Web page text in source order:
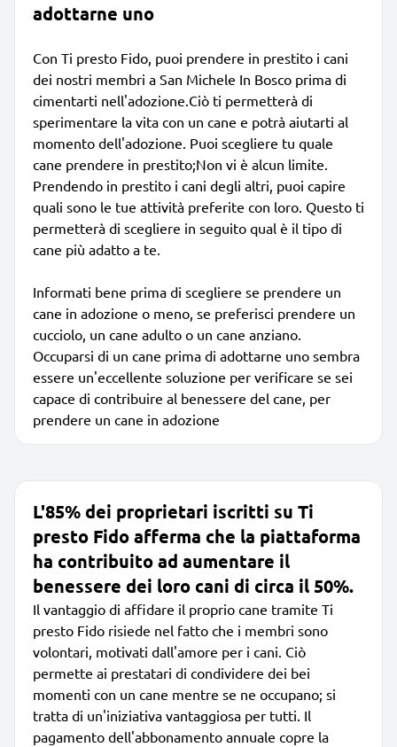
adottarne uno
Con Ti presto Fido, puoi prendere in prestito i cani
dei nostri membri a San Michele In Bosco prima di
cimentarti nell'adozione.Ciò ti permetterà di
sperimentare la vita con un cane e potrà aiutarti al
momento dell'adozione. Puoi scegliere tu quale
cane prendere in prestito;Non vi è alcun limite.
Prendendo in prestito i cani degli altri, puoi capire
quali sono le tue attività preferite con loro. Questo ti
permetterà di scegliere in seguito qual è il tipo di
cane più adatto a te.
Informati bene prima di scegliere se prendere un
cane in adozione o meno, se preferisci prendere un
cucciolo, un cane adulto o un cane anziano.
Occuparsi di un cane prima di adottarne uno sembra
essere un'eccellente soluzione per verificare se sei
capace di contribuire al benessere del cane, per
prendere un cane in adozione
L'85% dei proprietari iscritti su Ti
presto Fido afferma che la piattaforma
ha contribuito ad aumentare il
benessere dei loro cani di circa il 50%.
Il vantaggio di affidare il proprio cane tramite Ti
presto Fido risiede nel fatto che i membri sono
volontari, motivati dall'amore per i cani. Ciò
permette ai prestatari di condividere dei bei
momenti con un cane mentre se ne occupano; si
tratta di un'iniziativa vantaggiosa per tutti. Il
pagamento dell'abbonamento annuale copre la